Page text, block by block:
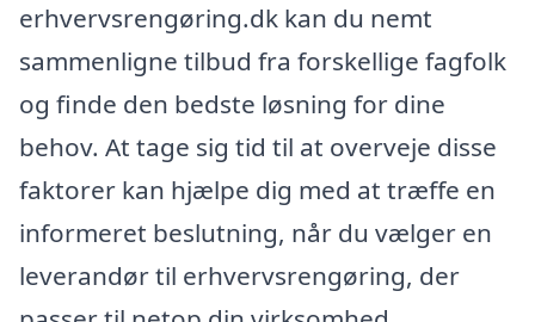
erhvervsrengøring.dk kan du nemt
sammenligne tilbud fra forskellige fagfolk
og finde den bedste løsning for dine
behov. At tage sig tid til at overveje disse
faktorer kan hjælpe dig med at træffe en
informeret beslutning, når du vælger en
leverandør til erhvervsrengøring, der